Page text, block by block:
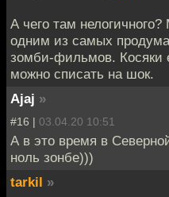
А чего там
одним из самых
зомби-фильмов. Косяки
можно списать на шок.
Ajaj »
#16 | 03.04.20 10:51
А в это время в
ноль зонбе)))
tarkil »